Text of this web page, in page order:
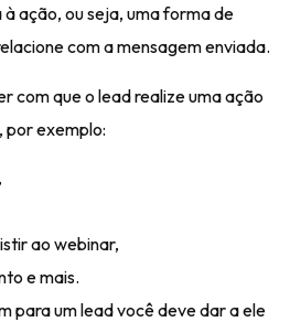
ação, ou seja, uma forma de
com a mensagem enviada.
com que o lead realize uma ação
por exemplo:
ao webinar,
e mais.
para um lead você deve dar a ele